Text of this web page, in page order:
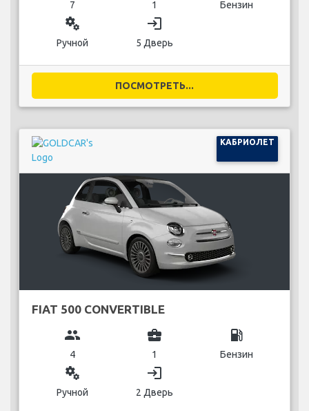
7 1 Бензин
miscellaneous_services
Ручной
login
5 Дверь
ПОСМОТРЕТЬ...
КАБРИОЛЕТ
FIAT 500 CONVERTIBLE
group
4
business_center
1
local_gas_station
Бензин
miscellaneous_services
Ручной
login
2 Дверь